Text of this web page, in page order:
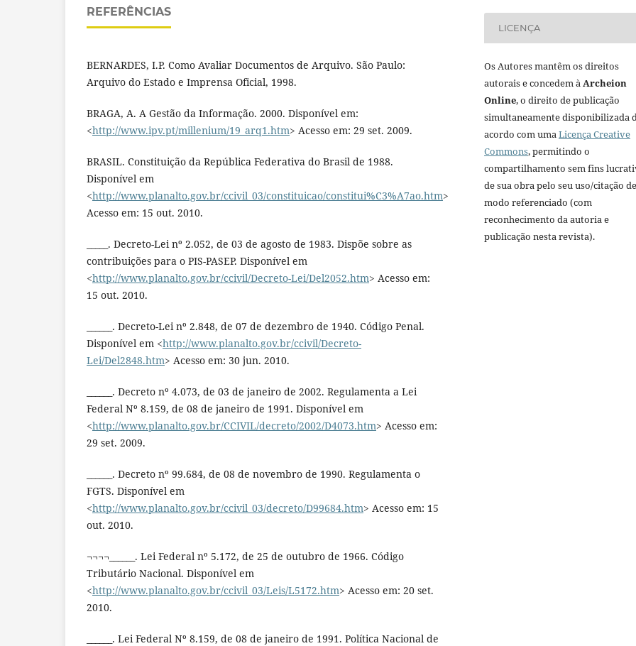
REFERÊNCIAS
BERNARDES, I.P. Como Avaliar Documentos de Arquivo. São Paulo:
Arquivo do Estado e Imprensa Oficial, 1998.
BRAGA, A. A Gestão da Informação. 2000. Disponível em:
<http://www.ipv.pt/millenium/19_arq1.htm> Acesso em: 29 set. 2009.
BRASIL. Constituição da República Federativa do Brasil de 1988.
Disponível em
<http://www.planalto.gov.br/ccivil_03/constituicao/constitui%C3%A7ao.htm>
Acesso em: 15 out. 2010.
_____. Decreto-Lei nº 2.052, de 03 de agosto de 1983. Dispõe sobre as
contribuições para o PIS-PASEP. Disponível em
<http://www.planalto.gov.br/ccivil/Decreto-Lei/Del2052.htm> Acesso em:
15 out. 2010.
______. Decreto-Lei nº 2.848, de 07 de dezembro de 1940. Código Penal.
Disponível em <http://www.planalto.gov.br/ccivil/Decreto-
Lei/Del2848.htm> Acesso em: 30 jun. 2010.
______. Decreto nº 4.073, de 03 de janeiro de 2002. Regulamenta a Lei
Federal Nº 8.159, de 08 de janeiro de 1991. Disponível em
<http://www.planalto.gov.br/CCIVIL/decreto/2002/D4073.htm> Acesso em:
29 set. 2009.
______. Decreto nº 99.684, de 08 de novembro de 1990. Regulamenta o
FGTS. Disponível em
<http://www.planalto.gov.br/ccivil_03/decreto/D99684.htm> Acesso em: 15
out. 2010.
¬¬¬¬______. Lei Federal nº 5.172, de 25 de outubro de 1966. Código
Tributário Nacional. Disponível em
<http://www.planalto.gov.br/ccivil_03/Leis/L5172.htm> Acesso em: 20 set.
2010.
______. Lei Federal Nº 8.159, de 08 de janeiro de 1991. Política Nacional de
LICENÇA
Os Autores mantêm os direitos
autorais e concedem àArcheion
Online, o direito de publicação
simultaneamente disponibilizada
acordo com umaLicença Creative
Commons, permitindo o
compartilhamento sem fins
de sua obra pelo seu uso/citação de
modo referenciado (com
reconhecimento da autoria e
publicação nesta revista).